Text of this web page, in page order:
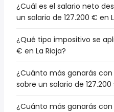
¿Cuál es el salario neto
un salario de 127.200 € en
¿Qué tipo impositivo se
€ en La Rioja?
¿Cuánto más ganarás
sobre un salario de 127.200
¿Cuánto más ganarás